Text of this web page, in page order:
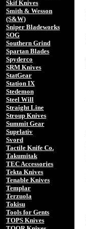
Skif Knives
Smith & Wesson
(S&W)
Sniper Bladeworks
SOG
Southern Grind
Spartan Blades
Spyderco
SRM Knives
StatGear
Station IX
Stedemon
Steel Will
Straight Line
Stroup Knives
Summit Gear
Suprlativ
Svord
Tactile Knife Co.
Takumitak
TEC Accessories
Tekta Knives
Tenable Knives
Templar
Terzuola
Tokisu
Tools for Gents
TOPS Knives